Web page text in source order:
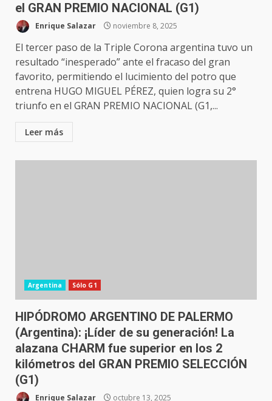
el GRAN PREMIO NACIONAL (G1)
Enrique Salazar noviembre 8, 2025
El tercer paso de la Triple Corona argentina tuvo un
resultado “inesperado” ante el fracaso del gran
favorito, permitiendo el lucimiento del potro que
entrena HUGO MIGUEL PÉREZ, quien logra su 2°
triunfo en el GRAN PREMIO NACIONAL (G1,...
Leer más
Argentina Sólo G1
HIPÓDROMO ARGENTINO DE PALERMO
(Argentina): ¡Líder de su generación! La
alazana CHARM fue superior en los 2
kilómetros del GRAN PREMIO SELECCIÓN
(G1)
Enrique Salazar octubre 13, 2025